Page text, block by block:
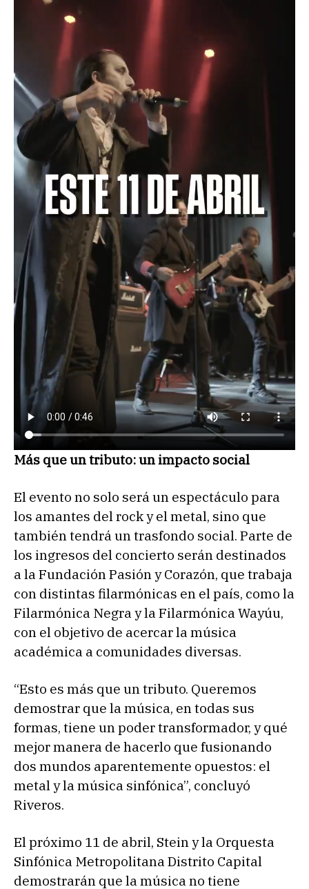
Más que un tributo: un impacto social
El evento no solo será un espectáculo para
los amantes del rock y el metal, sino que
también tendrá un trasfondo social. Parte de
los ingresos del concierto serán destinados
a la Fundación Pasión y Corazón, que trabaja
con distintas filarmónicas en el país, como la
Filarmónica Negra y la Filarmónica Wayúu,
con el objetivo de acercar la música
académica a comunidades diversas.
“Esto es más que un tributo. Queremos
demostrar que la música, en todas sus
formas, tiene un poder transformador, y qué
mejor manera de hacerlo que fusionando
dos mundos aparentemente opuestos: el
metal y la música sinfónica”, concluyó
Riveros.
El próximo 11 de abril, Stein y la Orquesta
Sinfónica Metropolitana Distrito Capital
demostrarán que la música no tiene